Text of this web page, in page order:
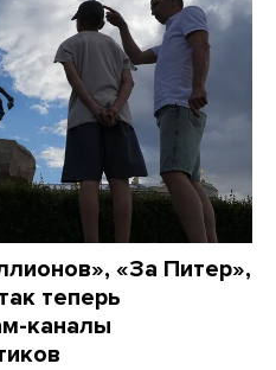
«За Питер»,
теперь
каналы